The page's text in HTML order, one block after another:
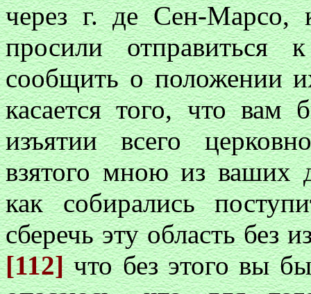
через г. де Сен-Марсо,
просили отправиться
сообщить о положении
касается того, что вам
изъятии всего
взятого мною из ваших
как собирались
сберечь эту область без
[112]что без этого вы